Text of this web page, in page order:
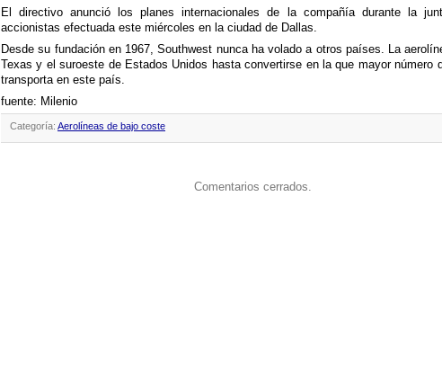
El directivo anunció los planes internacionales de la compañí­a durante la
accionistas efectuada este miércoles en la ciudad de Dallas.
Desde su fundación en 1967, Southwest nunca ha volado a otros paí­ses. La
Texas y el suroeste de Estados Unidos hasta convertirse en la que mayor número
transporta en este paí­s.
fuente: Milenio
Categoría: Aerolíneas de bajo coste
Comentarios cerrados.